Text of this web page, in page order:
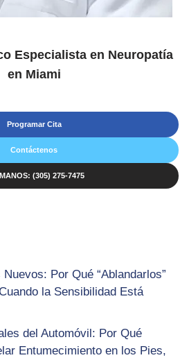
Especialista en Neuropatía
en Miami
Programar Cita
Contáctenos
(305) 275-7475
Por Qué “Ablandarlos”
la Sensibilidad Está
del Automóvil: Por Qué
Entumecimiento en los Pies,